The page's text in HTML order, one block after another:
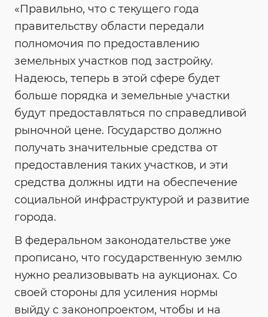
«Правильно, что с текущего года
правительству области передали
полномочия по предоставлению
земельных участков под застройку.
Надеюсь, теперь в этой сфере будет
больше порядка и земельные участки
будут предоставляться по справедливой
рыночной цене. Государство должно
получать значительные средства от
предоставления таких участков, и эти
средства должны идти на обеспечение
социальной инфраструктурой и развитие
города.
В федеральном законодательстве уже
прописано, что государственную землю
нужно реализовывать на аукционах. Со
своей стороны для усиления нормы
выйду с законопроектом, чтобы и на